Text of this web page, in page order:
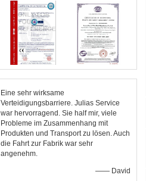
Eine sehr wirksame
Verteidigungsbarriere. Julias Service
war hervorragend. Sie half mir, viele
Probleme im Zusammenhang mit
Produkten und Transport zu lösen. Auch
die Fahrt zur Fabrik war sehr
angenehm.
—— David